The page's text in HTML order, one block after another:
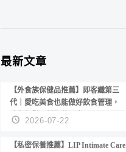
最新文章
【外食族保健品推薦】即客纖第三
代｜愛吃美食也能做好飲食管理，
陪你輕鬆面對聚餐日常！
2026-07-22
【私密保養推薦】LIP Intimate Care